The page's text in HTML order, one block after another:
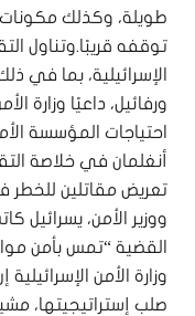
طويلة، وكذلك
توقفه قريبًا.وتناول
ورفائيل، داعيًا وزارة
احتياجات المؤسسة
أنغلمان في خلاصة
تعريض مقاتلين للخطر
ووزير الأمن، يسرائيل
القضية “تمس بأمن
وزارة الأمن
صلب إستراتيجيتها،